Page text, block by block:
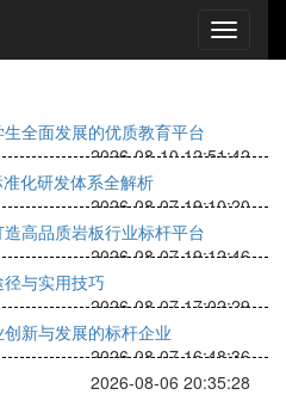
全面发展的优质教育平台
2026-08-10 12:51:42
化研发体系全解析
2026-08-07 19:10:20
高品质岩板行业标杆平台
2026-08-07 19:12:46
与实用技巧
2026-08-07 17:02:29
新与发展的标杆企业
2026-08-07 16:48:36
2026-08-06 20:35:28